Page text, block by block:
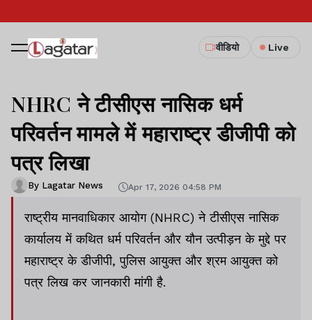
वीडियो Live
NHRC ने टीसीएस नासिक धर्म
परिवर्तन मामले में महाराष्ट्र डीजीपी को
पत्र लिखा
By Lagatar News Apr 17, 2026 04:58 PM
राष्ट्रीय मानवाधिकार आयोग (NHRC) ने टीसीएस नासिक
कार्यालय में कथित धर्म परिवर्तन और यौन उत्पीड़न के मुद्दे पर
महाराष्ट्र के डीजीपी, पुलिस आयुक्त और श्रम आयुक्त को
पत्र लिख कर जानकारी मांगी है.